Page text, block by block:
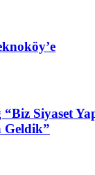
Siyaset
Geldik”